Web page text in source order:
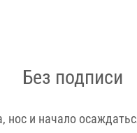
Без подписи
нос и начало